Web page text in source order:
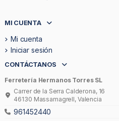
MI CUENTA
Mi cuenta
Iniciar sesión
CONTÁCTANOS
Ferretería Hermanos Torres SL
Carrer de la Serra Calderona, 16
46130 Massamagrell, Valencia
961452440